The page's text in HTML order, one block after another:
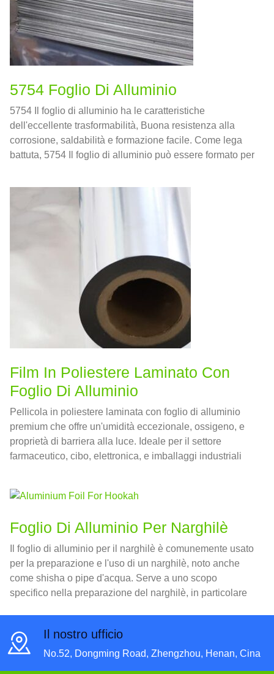
5754 Foglio Di Alluminio
5754 Il foglio di alluminio ha le caratteristiche
dell'eccellente trasformabilità, Buona resistenza alla
corrosione, saldabilità e formazione facile. Come lega
battuta, 5754 Il foglio di alluminio può essere formato per
Film In Poliestere Laminato Con
Foglio Di Alluminio
Pellicola in poliestere laminata con foglio di alluminio
premium che offre un'umidità eccezionale, ossigeno, e
proprietà di barriera alla luce. Ideale per il settore
farmaceutico, cibo, elettronica, e imballaggi industriali
Foglio Di Alluminio Per Narghilè
Il foglio di alluminio per il narghilè è comunemente usato
per la preparazione e l'uso di un narghilè, noto anche
come shisha o pipe d'acqua. Serve a uno scopo
specifico nella preparazione del narghilè, in particolare
Il nostro ufficio
No.52, Dongming Road, Zhengzhou, Henan, Cina